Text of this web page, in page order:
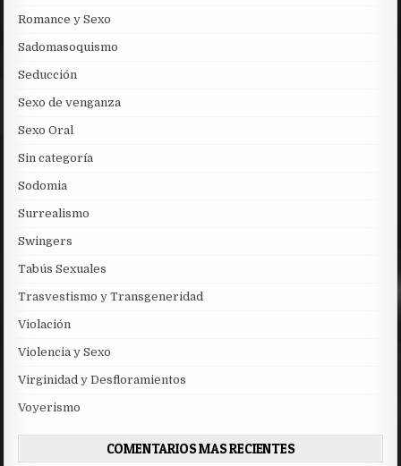
Romance y Sexo
Sadomasoquismo
Seducción
Sexo de venganza
Sexo Oral
Sin categoría
Sodomia
Surrealismo
Swingers
Tabús Sexuales
Trasvestismo y Transgeneridad
Violación
Violencia y Sexo
Virginidad y Desfloramientos
Voyerismo
COMENTARIOS MAS RECIENTES